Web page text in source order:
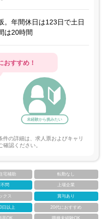
。年間休日は123日で土日
は20時間
おすすめ！
未経験から挑みたい
の詳細は、求人票およびキャリ
確認ください。
宅補助 転勤なし
問 上場企業
クス 賞与あり
日以上 20代におすすめ